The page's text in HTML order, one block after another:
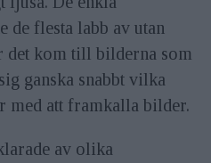
de flesta labb av utan
det kom till bilderna som
ganska snabbt vilka
med att framkalla bilder.
av olika